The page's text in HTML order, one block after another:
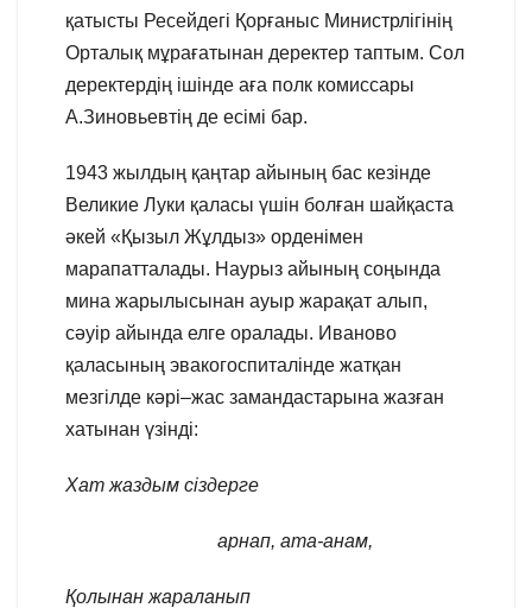
қатысты Ресейдегі Қорғаныс Министрлігінің
Орталық мұрағатынан деректер таптым. Сол
деректердің ішінде аға полк комиссары
А.Зиновьевтің де есімі бар.
1943 жылдың қаңтар айының бас кезінде
Великие Луки қаласы үшін болған шайқаста
әкей «Қызыл Жұлдыз» орденімен
марапатталады. Наурыз айының соңында
мина жарылысынан ауыр жарақат алып,
сәуір айында елге оралады. Иваново
қаласының эвакогоспиталінде жатқан
мезгілде кәрі–жас замандастарына жазған
хатынан үзінді:
Хат жаздым сіздерге
арнап, ата-анам,
Қолынан жараланып